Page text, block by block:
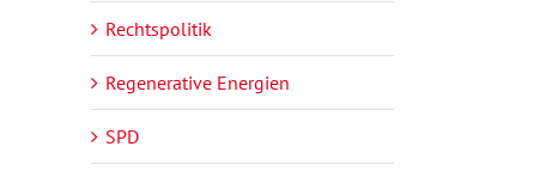
Rechtspolitik
Regenerative Energien
SPD